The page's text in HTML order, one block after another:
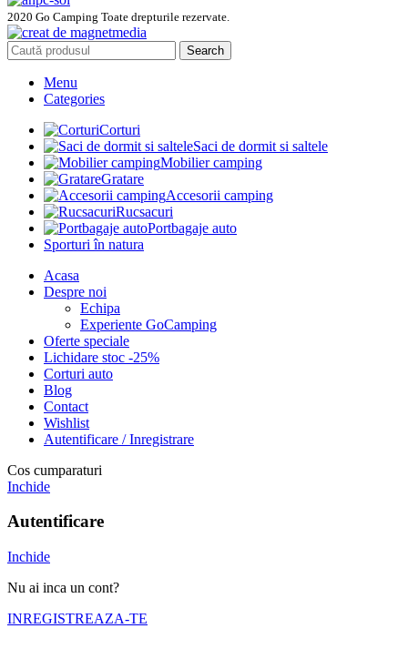
2020 Go Camping Toate drepturile rezervate.
Search
Menu
Categories
Corturi
Saci de dormit si saltele
Mobilier camping
Gratare
Accesorii camping
Rucsacuri
Portbagaje auto
Sporturi în natura
Acasa
Despre noi
Echipa
Experiente GoCamping
Oferte speciale
Lichidare stoc -25%
Corturi auto
Blog
Contact
Wishlist
Autentificare / Inregistrare
Cos cumparaturi
Inchide
Autentificare
Inchide
Nu ai inca un cont?
INREGISTREAZA-TE